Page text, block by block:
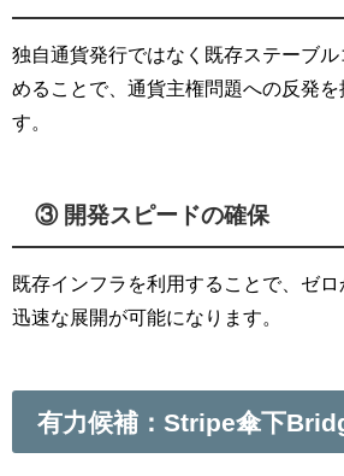
独自通貨発行ではなく既存ステーブ
めることで、通貨主権問題への反発を
す。
③ 開発スピードの確保
既存インフラを利用することで、ゼ
迅速な展開が可能になります。
有力候補：Stripe傘下